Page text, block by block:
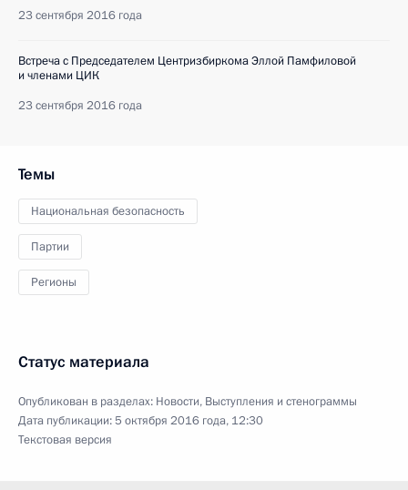
23 сентября 2016 года
Встреча с Председателем Центризбиркома Эллой Памфиловой
и членами ЦИК
23 сентября 2016 года
Темы
Национальная безопасность
Партии
Регионы
Статус материала
Опубликован в разделах: Новости, Выступления и стенограммы
Дата публикации:5 октября 2016 года, 12:30
Текстовая версия